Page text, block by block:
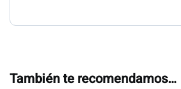
También te recomendamos…